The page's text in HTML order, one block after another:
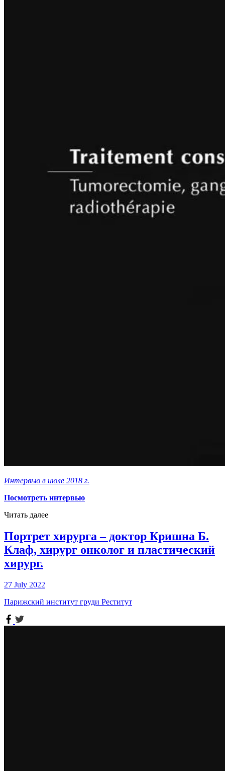
Интервью в июле 2018 г.
Посмотреть интервью
Читать далее
Портрет хирурга – доктор Кришна Б.
Клаф, хирург онколог и пластический
хирург.
27 July 2022
Парижский институт груди Реститут